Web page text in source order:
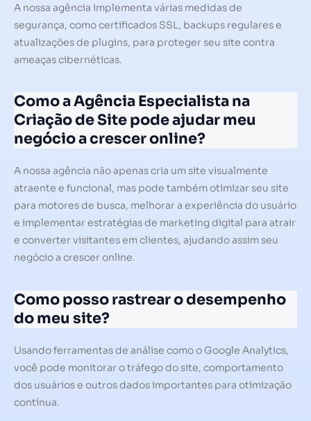
A nossa agência implementa várias medidas de
segurança, como certificados SSL, backups regulares e
atualizações de plugins, para proteger seu site contra
ameaças cibernéticas.
Como a Agência Especialista na
Criação de Site pode ajudar meu
negócio a crescer online?
A nossa agência não apenas cria um site visualmente
atraente e funcional, mas pode também otimizar seu site
para motores de busca, melhorar a experiência do usuário
e implementar estratégias de marketing digital para atrair
e converter visitantes em clientes, ajudando assim seu
negócio a crescer online.
Como posso rastrear o desempenho
do meu site?
Usando ferramentas de análise como o Google Analytics,
você pode monitorar o tráfego do site, comportamento
dos usuários e outros dados importantes para otimização
contínua.